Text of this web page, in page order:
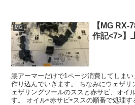
MG
【MG RX-
作記<7>】
腰アーマーだけで1ページ消費してしま
作り込んでいきます。 ちなみにウェザリ
ェザリングツールのススと赤サビ、オイ
す。 オイル⇨赤サビ⇨ススの順番で処理す